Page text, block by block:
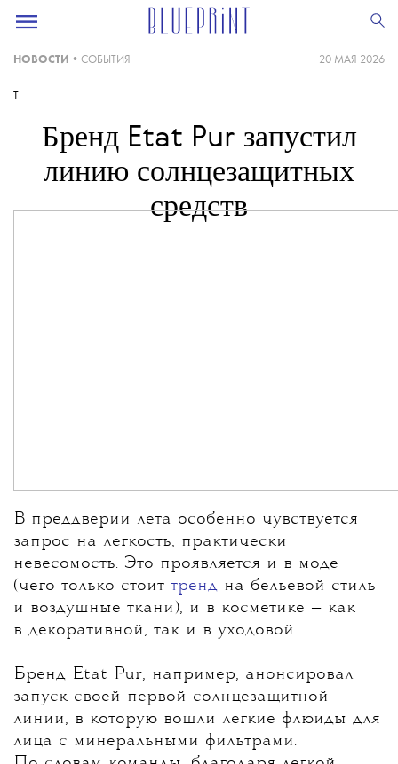
НОВОСТИ • СОБЫТИЯ 20 МАЯ 2026
T
Бренд Etat Pur запустил
линию солнцезащитных
средств
В преддверии лета особенно чувствуется
запрос на легкость, практически
невесомость. Это проявляется и в моде
(чего только стоит тренд на бельевой стиль
и воздушные ткани), и в косметике — как
в декоративной, так и в уходовой.
Бренд Etat Pur, например, анонсировал
запуск своей первой солнцезащитной
линии, в которую вошли легкие флюиды для
лица с минеральными фильтрами.